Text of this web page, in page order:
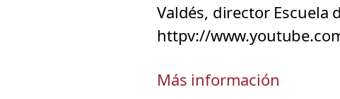
Valdés, director Escuela
httpv://
Más información